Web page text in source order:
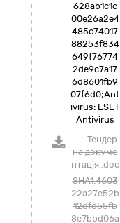
628ab1c1c
00e26a2e4
485c74017
88253f834
649f76774
2de9c7a17
6d8601fb9
07f6d0;Ant
ivirus: ESET
Antivirus
Тендер
на докуме
нтація .doc
SHA1:4603
22a27e52b
12dfd55fb
8e7bbd06a